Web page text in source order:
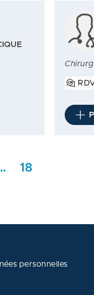
18
personnelles
conformité avec